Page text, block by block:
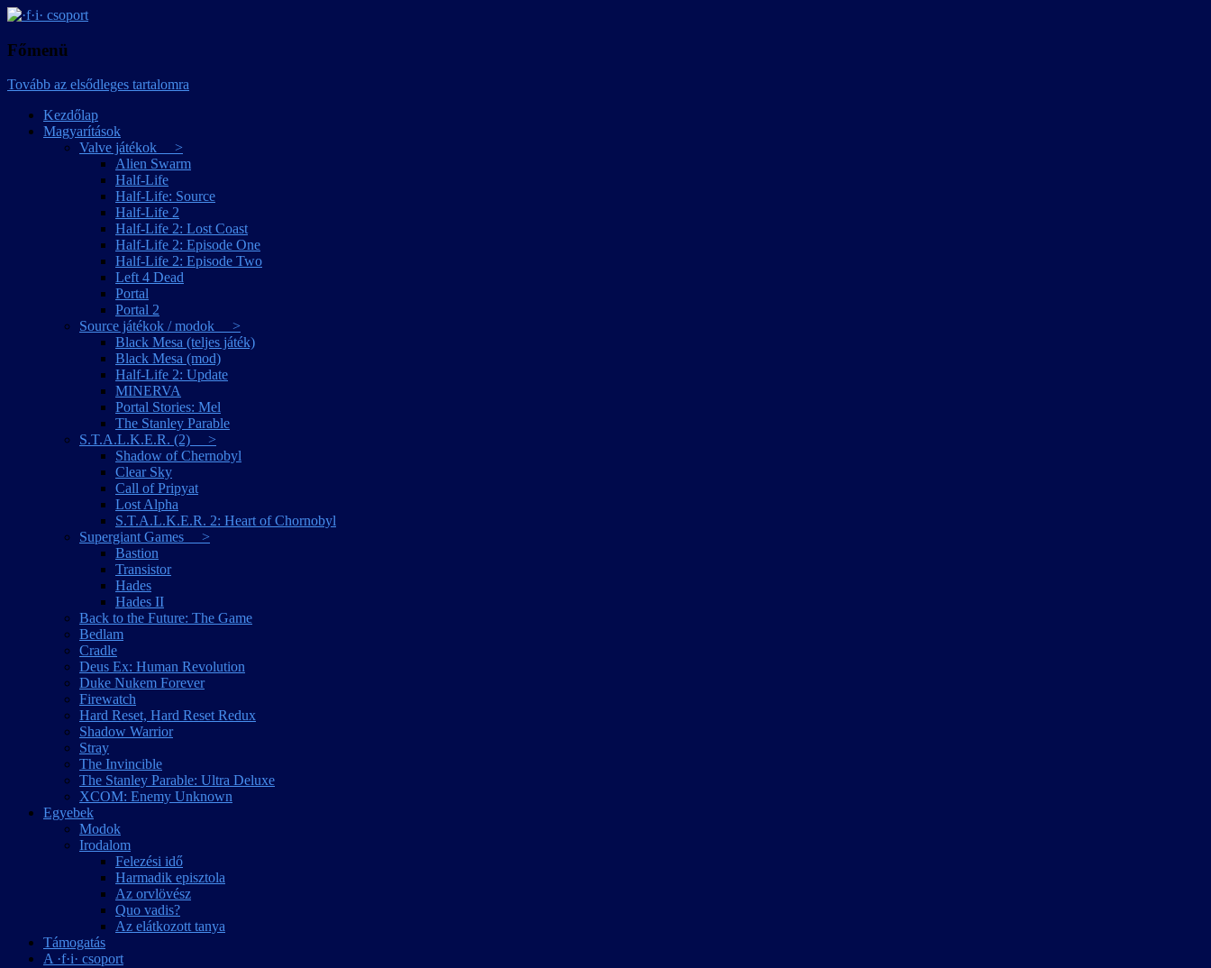
·f·i· csoport
Főmenü
Tovább az elsődleges tartalomra
Kezdőlap
Magyarítások
Valve játékok >
Alien Swarm
Half-Life
Half-Life: Source
Half-Life 2
Half-Life 2: Lost Coast
Half-Life 2: Episode One
Half-Life 2: Episode Two
Left 4 Dead
Portal
Portal 2
Source játékok / modok >
Black Mesa (teljes játék)
Black Mesa (mod)
Half-Life 2: Update
MINERVA
Portal Stories: Mel
The Stanley Parable
S.T.A.L.K.E.R. (2) >
Shadow of Chernobyl
Clear Sky
Call of Pripyat
Lost Alpha
S.T.A.L.K.E.R. 2: Heart of Chornobyl
Supergiant Games >
Bastion
Transistor
Hades
Hades II
Back to the Future: The Game
Bedlam
Cradle
Deus Ex: Human Revolution
Duke Nukem Forever
Firewatch
Hard Reset, Hard Reset Redux
Shadow Warrior
Stray
The Invincible
The Stanley Parable: Ultra Deluxe
XCOM: Enemy Unknown
Egyebek
Modok
Irodalom
Felezési idő
Harmadik episztola
Az orvlövész
Quo vadis?
Az elátkozott tanya
Támogatás
A ·f·i· csoport